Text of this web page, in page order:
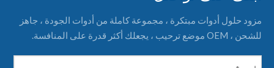
مزود حلول أدوات مبتكرة ، مجموعة كاملة من أدوات الجودة ، جاهز
للشحن ، OEM موضع ترحيب ، يجعلك أكثر قدرة على المنافسة.